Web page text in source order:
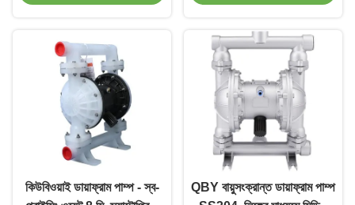
কিউবিওয়াই ডায়াফ্রাম পাম্প - স্ব-
QBY বায়ুসংক্রান্ত ডায়াফ্রাম পাম্প